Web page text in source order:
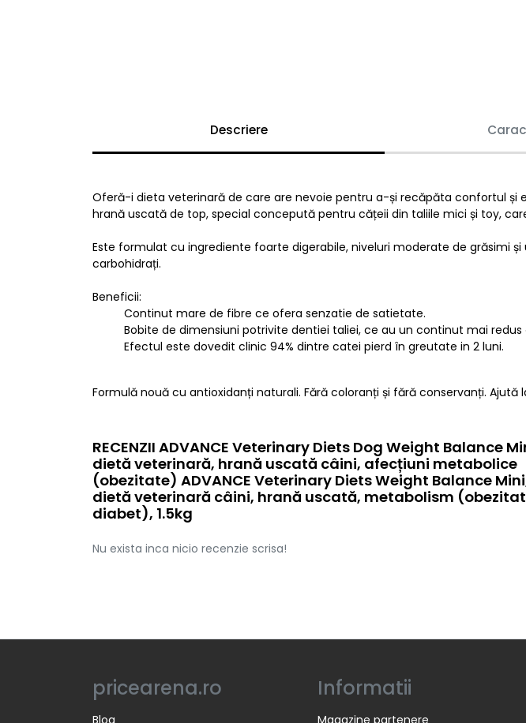
Descriere
Oferă-i dieta veterinară de care are nevoie pentru a-și recăpăta confortul și
hrană uscată de top, special concepută pentru cățeii din taliile mici și toy,
Este formulat cu ingrediente foarte digerabile, niveluri moderate de grăsimi
carbohidrați.
Beneficii:
Continut mare de fibre ce ofera senzatie de satietate.
Bobite de dimensiuni potrivite dentiei taliei, ce au un continut mai redus
Efectul este dovedit clinic 94% dintre catei pierd în greutate in 2 luni.
Formulă nouă cu antioxidanți naturali. Fără coloranți și fără conservanți.
RECENZII ADVANCE Veterinary Diets Dog Weight Balance
dietă veterinară, hrană uscată câini, afecțiuni metabolice
(obezitate) ADVANCE Veterinary Diets Weight Balance
dietă veterinară câini, hrană uscată, metabolism
diabet), 1.5kg
Nu exista inca nicio recenzie scrisa!
pricearena.ro Informatii